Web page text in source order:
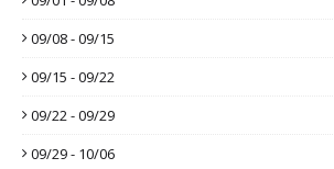
09/08 - 09/15
09/15 - 09/22
09/22 - 09/29
09/29 - 10/06